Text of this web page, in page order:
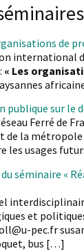
de
international
« Les
publique sur le
Ferré de
de la
les usages
séminaire «
et
pec.fr
bus […]